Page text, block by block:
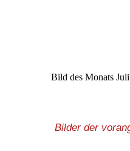
Bild des Monats
Bilder der